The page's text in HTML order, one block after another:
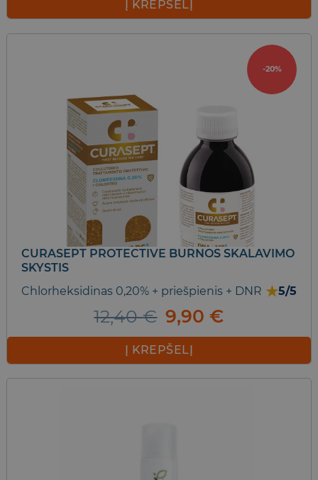
was:
11,30 €.9,05 €.
Į KREPŠELĮ
-20%
CURASEPT PROTECTIVE BURNOS SKALAVIMO
SKYSTIS
Chlorheksidinas 0,20% + priešpienis + DNR ★5/5
12,40€ Original
price
was:
12,40 €.
9,90€Current
price
9,90 €.
Į KREPŠELĮ